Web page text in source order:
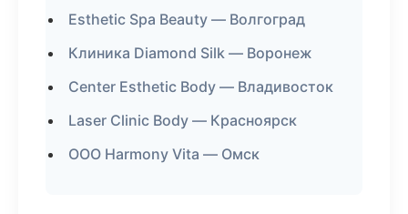
Esthetic Spa Beauty — Волгоград
Клиника Diamond Silk — Воронеж
Center Esthetic Body — Владивосток
Laser Clinic Body — Красноярск
ООО Harmony Vita — Омск